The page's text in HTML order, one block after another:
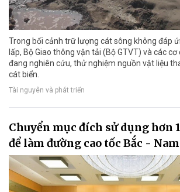
Trong bối cảnh trữ lượng cát sông không đáp
lấp, Bộ Giao thông vận tải (Bộ GTVT) và các
đang nghiên cứu, thử nghiệm nguồn vật liệu
cát biển.
Tài nguyên và phát triển
Chuyển mục đích sử dụng hơn
để làm đường cao tốc Bắc - Nam